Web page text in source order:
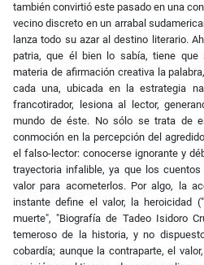
también convirtió este pasado en una
vecino discreto en un arrabal
lanza todo su azar al destino literario.
patria, que él bien lo sabía, tiene que
materia de afirmación creativa la
cada una, ubicada en la estrategia
francotirador, lesiona al lector,
mundo de éste. No sólo se trata de
conmoción en la percepción del
el falso-lector: conocerse ignorante y
trayectoria infalible, ya que los
valor para acometerlos. Por algo, la
instante define el valor, la heroicidad
muerte", "Biografía de Tadeo Isidoro
temeroso de la historia, y no
cobardía; aunque la contraparte, el